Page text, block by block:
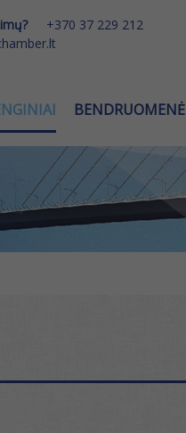
+370 37 229 212
BENDRUOMENĖ